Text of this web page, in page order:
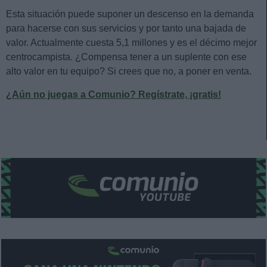
Esta situación puede suponer un descenso en la demanda
para hacerse con sus servicios y por tanto una bajada de
valor. Actualmente cuesta 5,1 millones y es el décimo mejor
centrocampista. ¿Compensa tener a un suplente con ese
alto valor en tu equipo? Si crees que no, a poner en venta.
¿Aún no juegas a Comunio? Regístrate, ¡gratis!